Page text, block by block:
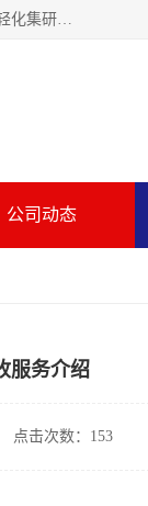
广州华耀动漫科技有限公司是一家集研发、生产、销售、娱乐场地合作经营于一体的动漫游戏公司。本公司拥有一支年轻化集研发生产到售后服务的队伍，及时地为客户提供、赚钱的产品。本公司以雄厚的实力、合理的价格、优良的服务与多家企业建立了长期的合作关系。热诚欢迎各界前来参观、考察、洽谈业务。目前公司经营的产品有：各种捕渔游戏机系列，大型模拟机系列、轮盘机系列、连线机系列、框体机系列、玛莉机系列等。
公司动态
服务介绍
点击次数：153